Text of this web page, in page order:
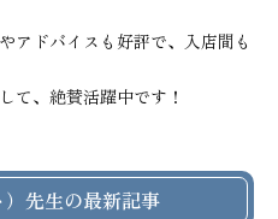
アドバイスも好評で、入店間も
て、絶賛活躍中です！
先生の最新記事